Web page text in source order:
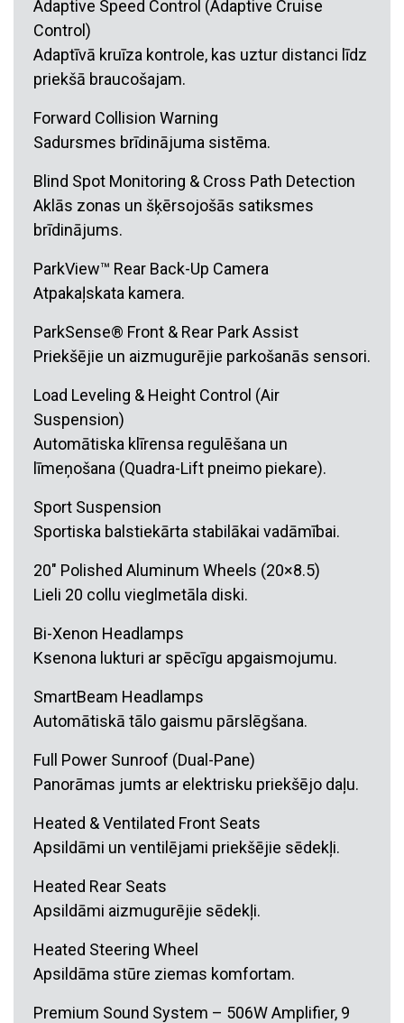
Adaptive Speed Control (Adaptive Cruise
Control)
Adaptīvā kruīza kontrole, kas uztur distanci līdz
priekšā braucošajam.
Forward Collision Warning
Sadursmes brīdinājuma sistēma.
Blind Spot Monitoring & Cross Path Detection
Aklās zonas un šķērsojošās satiksmes
brīdinājums.
ParkView™ Rear Back-Up Camera
Atpakaļskata kamera.
ParkSense® Front & Rear Park Assist
Priekšējie un aizmugurējie parkošanās sensori.
Load Leveling & Height Control (Air
Suspension)
Automātiska klīrensa regulēšana un
līmeņošana (Quadra-Lift pneimo piekare).
Sport Suspension
Sportiska balstiekārta stabilākai vadāmībai.
20″ Polished Aluminum Wheels (20×8.5)
Lieli 20 collu vieglmetāla diski.
Bi-Xenon Headlamps
Ksenona lukturi ar spēcīgu apgaismojumu.
SmartBeam Headlamps
Automātiskā tālo gaismu pārslēgšana.
Full Power Sunroof (Dual-Pane)
Panorāmas jumts ar elektrisku priekšējo daļu.
Heated & Ventilated Front Seats
Apsildāmi un ventilējami priekšējie sēdekļi.
Heated Rear Seats
Apsildāmi aizmugurējie sēdekļi.
Heated Steering Wheel
Apsildāma stūre ziemas komfortam.
Premium Sound System – 506W Amplifier, 9